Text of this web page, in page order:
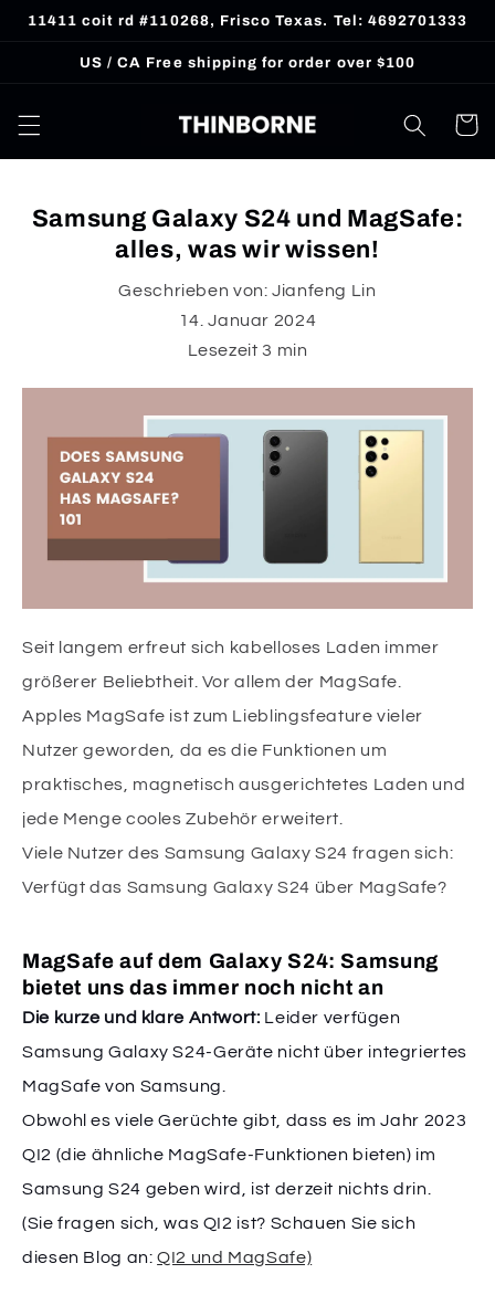
zum
11411 coit rd #110268, Frisco Texas. Tel: 4692701333
US / CA Free shipping for order over $100
Samsung Galaxy S24 und MagSafe:
alles, was wir wissen!
Geschrieben von:Jianfeng Lin
14. Januar 2024
Lesezeit3 min
Seit langem erfreut sich kabelloses Laden immer
größerer Beliebtheit. Vor allem der MagSafe.
Apples MagSafe ist zum Lieblingsfeature vieler
Nutzer geworden, da es die Funktionen um
praktisches, magnetisch ausgerichtetes Laden und
jede Menge cooles Zubehör erweitert.
Viele Nutzer des Samsung Galaxy S24 fragen sich:
Verfügt das Samsung Galaxy S24 über MagSafe?
MagSafe auf dem Galaxy S24: Samsung
bietet uns das immer noch nicht an
Die kurze und klare Antwort: Leider verfügen
Samsung Galaxy S24-Geräte nicht über integriertes
MagSafe von Samsung.
Obwohl es viele Gerüchte gibt, dass es im Jahr 2023
QI2 (die ähnliche MagSafe-Funktionen bieten) im
Samsung S24 geben wird, ist derzeit nichts drin.
(Sie fragen sich, was QI2 ist? Schauen Sie sich
diesen Blog an: QI2 und MagSafe)